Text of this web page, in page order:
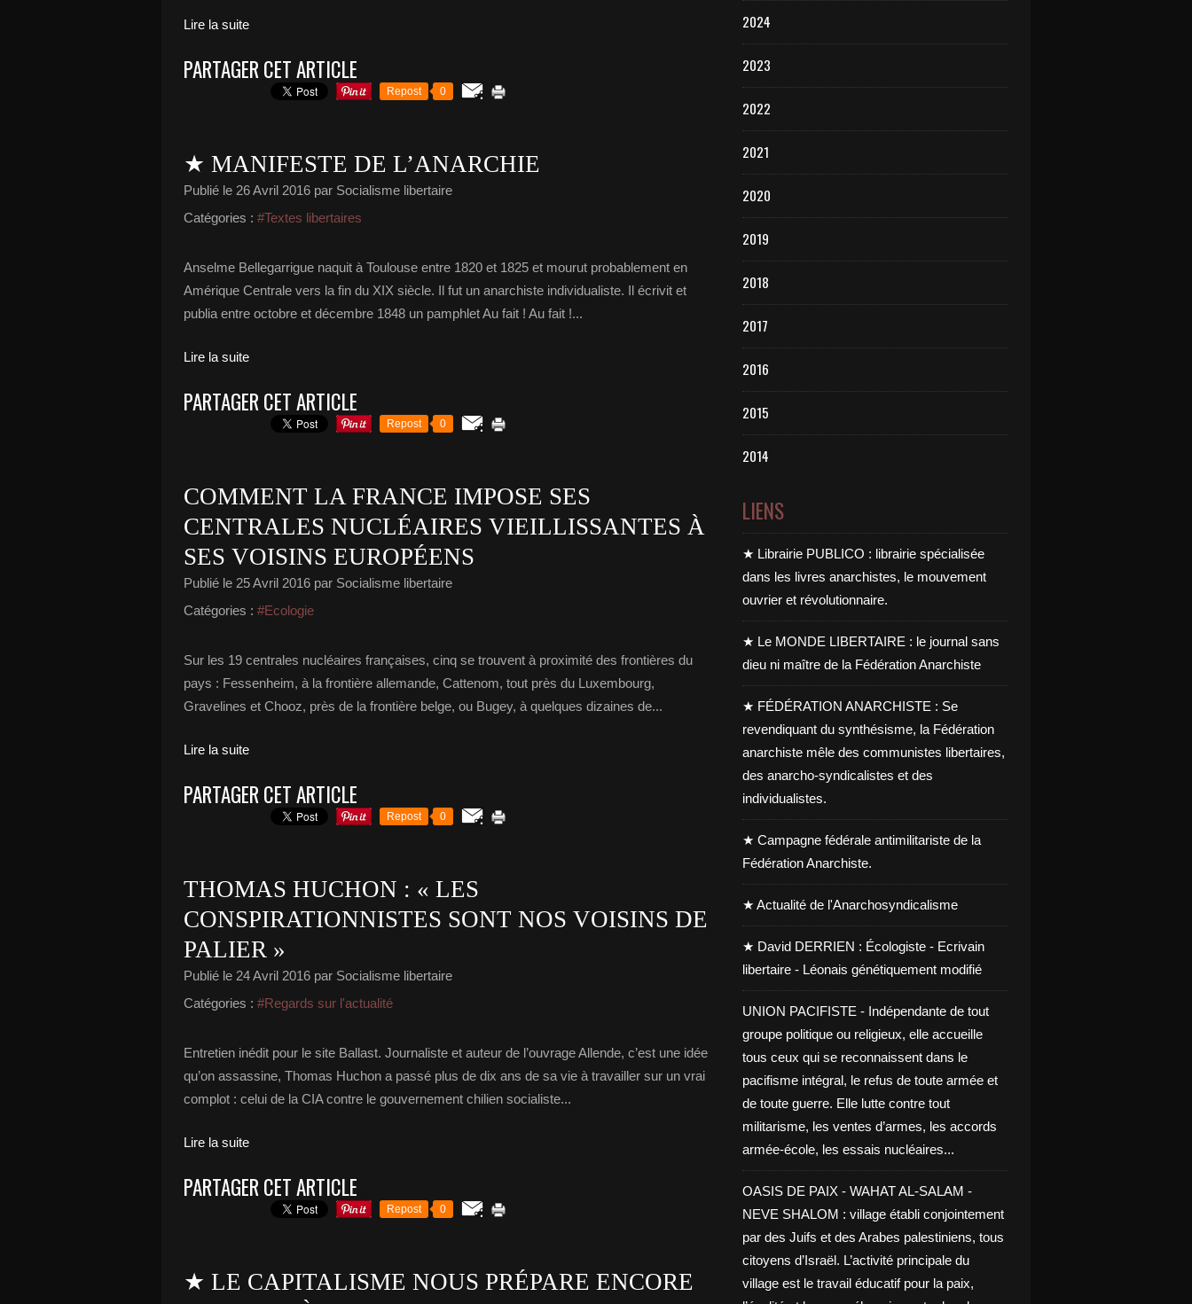
Lire la suite
PARTAGER CET ARTICLE
Repost 0
★ MANIFESTE DE L’ANARCHIE
Publié le 26 Avril 2016 par Socialisme libertaire
Catégories : #Textes libertaires
Anselme Bellegarrigue naquit à Toulouse entre 1820 et 1825 et mourut probablement en
Amérique Centrale vers la fin du XIX siècle. Il fut un anarchiste individualiste. Il écrivit et
publia entre octobre et décembre 1848 un pamphlet Au fait ! Au fait !...
Lire la suite
PARTAGER CET ARTICLE
Repost 0
COMMENT LA FRANCE IMPOSE SES
CENTRALES NUCLÉAIRES VIEILLISSANTES À
SES VOISINS EUROPÉENS
Publié le 25 Avril 2016 par Socialisme libertaire
Catégories : #Ecologie
Sur les 19 centrales nucléaires françaises, cinq se trouvent à proximité des frontières du
pays : Fessenheim, à la frontière allemande, Cattenom, tout près du Luxembourg,
Gravelines et Chooz, près de la frontière belge, ou Bugey, à quelques dizaines de...
Lire la suite
PARTAGER CET ARTICLE
Repost 0
THOMAS HUCHON : « LES
CONSPIRATIONNISTES SONT NOS VOISINS DE
PALIER »
Publié le 24 Avril 2016 par Socialisme libertaire
Catégories : #Regards sur l'actualité
Entretien inédit pour le site Ballast. Journaliste et auteur de l’ouvrage Allende, c’est une idée
qu’on assassine, Thomas Huchon a passé plus de dix ans de sa vie à travailler sur un vrai
complot : celui de la CIA contre le gouvernement chilien socialiste...
Lire la suite
PARTAGER CET ARTICLE
Repost 0
★ LE CAPITALISME NOUS PRÉPARE ENCORE
2024
2023
2022
2021
2020
2019
2018
2017
2016
2015
2014
LIENS
★ Librairie PUBLICO : librairie spécialisée
dans les livres anarchistes, le mouvement
ouvrier et révolutionnaire.
★ Le MONDE LIBERTAIRE : le journal sans
dieu ni maître de la Fédération Anarchiste
★ FÉDÉRATION ANARCHISTE : Se
revendiquant du synthésisme, la Fédération
anarchiste mêle des communistes libertaires,
des anarcho-syndicalistes et des
individualistes.
★ Campagne fédérale antimilitariste de la
Fédération Anarchiste.
★ Actualité de l'Anarchosyndicalisme
★ David DERRIEN : Écologiste - Ecrivain
libertaire - Léonais génétiquement modifié
UNION PACIFISTE - Indépendante de tout
groupe politique ou religieux, elle accueille
tous ceux qui se reconnaissent dans le
pacifisme intégral, le refus de toute armée et
de toute guerre. Elle lutte contre tout
militarisme, les ventes d’armes, les accords
armée-école, les essais nucléaires...
OASIS DE PAIX - WAHAT AL-SALAM -
NEVE SHALOM : village établi conjointement
par des Juifs et des Arabes palestiniens, tous
citoyens d’Israël. L’activité principale du
village est le travail éducatif pour la paix,